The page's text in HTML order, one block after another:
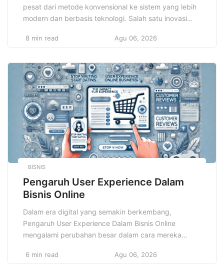
pesat dari metode konvensional ke sistem yang lebih
modern dan berbasis teknologi. Salah satu inovasi
adalah Learning Management System, yang
untuk mengelola, menyampaikan, serta melacak
pembelajaran secara efisien. Namun, dengan
kemudahan yang diberikan oleh teknologi, juga […]
8 min read Agu 06, 2026
BISNIS
Pengaruh User Experience Dalam
Bisnis Online
Dalam era digital yang semakin berkembang,
Pengaruh User Experience Dalam Bisnis Online
mengalami perubahan besar dalam cara mereka
elemen yang memainkan peran krusial dalam
6 min read Agu 06, 2026